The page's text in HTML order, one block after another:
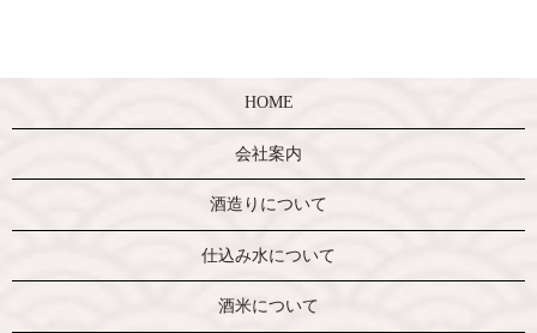
HOME
会社案内
酒造りについて
仕込み水について
酒米について